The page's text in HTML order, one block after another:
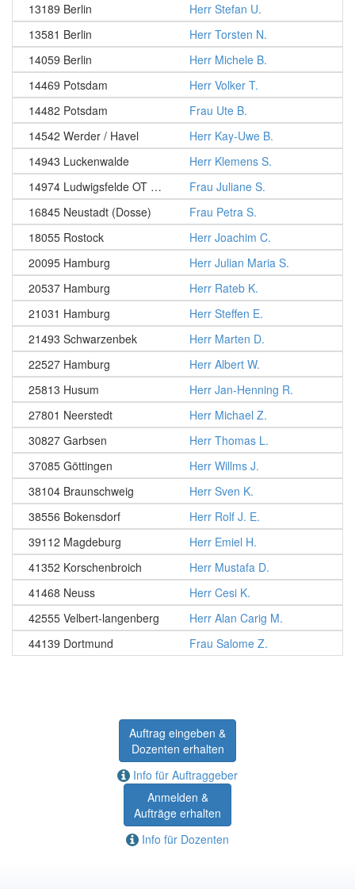
13189 Berlin
Herr Stefan U.
13581 Berlin
Herr Torsten N.
14059 Berlin
Herr Michele B.
14469 Potsdam
Herr Volker T.
14482 Potsdam
Frau Ute B.
14542 Werder / Havel
Herr Kay-Uwe B.
14943 Luckenwalde
Herr Klemens S.
14974 Ludwigsfelde OT Ahrensdorf
Frau Juliane S.
16845 Neustadt (Dosse)
Frau Petra S.
18055 Rostock
Herr Joachim C.
20095 Hamburg
Herr Julian Maria S.
20537 Hamburg
Herr Rateb K.
21031 Hamburg
Herr Steffen E.
21493 Schwarzenbek
Herr Marten D.
22527 Hamburg
Herr Albert W.
25813 Husum
Herr Jan-Henning R.
27801 Neerstedt
Herr Michael Z.
30827 Garbsen
Herr Thomas L.
37085 Göttingen
Herr Willms J.
38104 Braunschweig
Herr Sven K.
38556 Bokensdorf
Herr Rolf J. E.
39112 Magdeburg
Herr Emiel H.
41352 Korschenbroich
Herr Mustafa D.
41468 Neuss
Herr Cesi K.
42555 Velbert-langenberg
Herr Alan Carig M.
44139 Dortmund
Frau Salome Z.
Auftrag eingeben &
Dozenten erhalten
Info für Auftraggeber
Anmelden &
Aufträge erhalten
Info für Dozenten